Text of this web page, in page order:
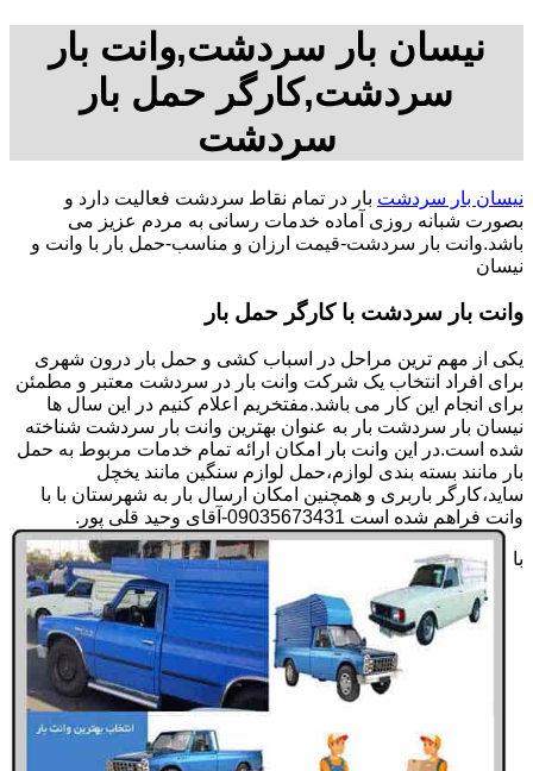
نیسان بار سردشت,وانت بار
سردشت,کارگر حمل بار
سردشت
نیسان بار سردشت بار در تمام نقاط سردشت فعالیت دارد و
بصورت شبانه روزی آماده خدمات رسانی به مردم عزیز می
باشد.وانت بار سردشت-قیمت ارزان و مناسب-حمل بار با وانت و
نیسان
وانت بار سردشت با کارگر حمل بار
یکی از مهم ترین مراحل در اسباب کشی و حمل بار درون شهری
برای افراد انتخاب یک شرکت وانت بار در سردشت معتبر و مطمئن
برای انجام این کار می باشد.مفتخریم اعلام کنیم در این سال ها
نیسان بار سردشت بار به عنوان بهترین وانت بار سردشت شناخته
شده است.در این وانت بار امکان ارائه تمام خدمات مربوط به حمل
بار مانند بسته بندی لوازم،حمل لوازم سنگین مانند یخچل
ساید،کارگر باربری و همچنین امکان ارسال بار به شهرستان با با
وانت فراهم شده است 09035673431-آقای وحید قلی پور.
با